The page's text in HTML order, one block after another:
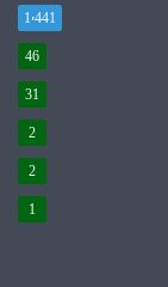
1٬441
46
31
2
2
1